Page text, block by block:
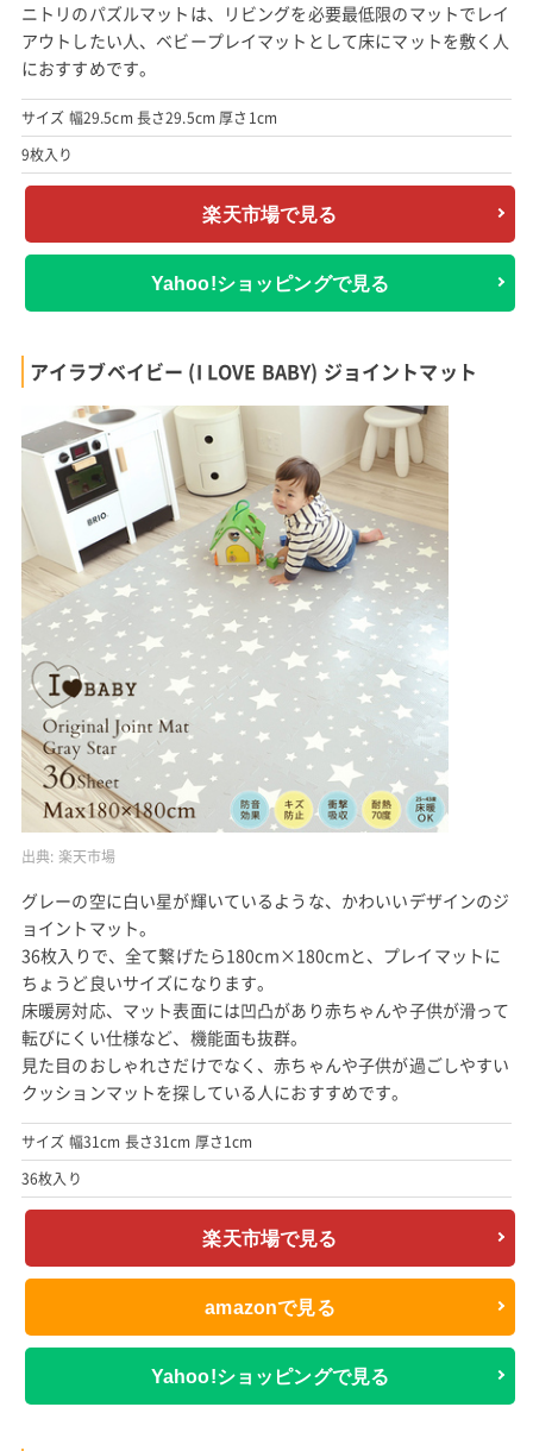
ニトリのパズルマットは、リビングを必要最低限のマットでレイ
アウトしたい人、ベビープレイマットとして床にマットを敷く人
におすすめです。
サイズ 幅29.5cm 長さ29.5cm 厚さ1cm
9枚入り
楽天市場で見る
Yahoo!ショッピングで見る
アイラブベイビー (I LOVE BABY) ジョイントマット
出典: 楽天市場
グレーの空に白い星が輝いているような、かわいいデザインのジ
ョイントマット。
36枚入りで、全て繋げたら180cm×180cmと、プレイマットに
ちょうど良いサイズになります。
床暖房対応、マット表面には凹凸があり赤ちゃんや子供が滑って
転びにくい仕様など、機能面も抜群。
見た目のおしゃれさだけでなく、赤ちゃんや子供が過ごしやすい
クッションマットを探している人におすすめです。
サイズ 幅31cm 長さ31cm 厚さ1cm
36枚入り
楽天市場で見る
amazonで見る
Yahoo!ショッピングで見る